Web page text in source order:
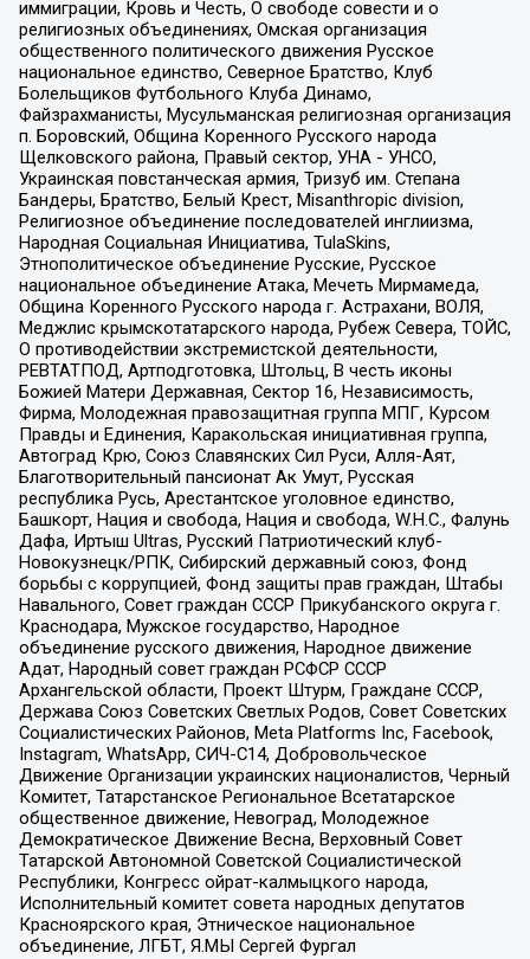
иммиграции, Кровь и Честь, О свободе совести и о
религиозных объединениях, Омская организация
общественного политического движения Русское
национальное единство, Северное Братство, Клуб
Болельщиков Футбольного Клуба Динамо,
Файзрахманисты, Мусульманская религиозная организация
п. Боровский, Община Коренного Русского народа
Щелковского района, Правый сектор, УНА - УНСО,
Украинская повстанческая армия, Тризуб им. Степана
Бандеры, Братство, Белый Крест, Misanthropic division,
Религиозное объединение последователей инглиизма,
Народная Социальная Инициатива, TulaSkins,
Этнополитическое объединение Русские, Русское
национальное объединение Атака, Мечеть Мирмамеда,
Община Коренного Русского народа г. Астрахани, ВОЛЯ,
Меджлис крымскотатарского народа, Рубеж Севера, ТОЙС,
О противодействии экстремистской деятельности,
РЕВТАТПОД, Артподготовка, Штольц, В честь иконы
Божией Матери Державная, Сектор 16, Независимость,
Фирма, Молодежная правозащитная группа МПГ, Курсом
Правды и Единения, Каракольская инициативная группа,
Автоград Крю, Союз Славянских Сил Руси, Алля-Аят,
Благотворительный пансионат Ак Умут, Русская
республика Русь, Арестантское уголовное единство,
Башкорт, Нация и свобода, Нация и свобода, W.H.С., Фалунь
Дафа, Иртыш Ultras, Русский Патриотический клуб-
Новокузнецк/РПК, Сибирский державный союз, Фонд
борьбы с коррупцией, Фонд защиты прав граждан, Штабы
Навального, Совет граждан СССР Прикубанского округа г.
Краснодара, Мужское государство, Народное
объединение русского движения, Народное движение
Адат, Народный совет граждан РСФСР СССР
Архангельской области, Проект Штурм, Граждане СССР,
Держава Союз Советских Светлых Родов, Совет Советских
Социалистических Районов, Meta Platforms Inc, Facebook,
Instagram, WhatsApp, СИЧ-С14, Добровольческое
Движение Организации украинских националистов, Черный
Комитет, Татарстанское Региональное Всетатарское
общественное движение, Невоград, Молодежное
Демократическое Движение Весна, Верховный Совет
Татарской Автономной Советской Социалистической
Республики, Конгресс ойрат-калмыцкого народа,
Исполнительный комитет совета народных депутатов
Красноярского края, Этническое национальное
объединение, ЛГБТ, Я.МЫ Сергей Фургал